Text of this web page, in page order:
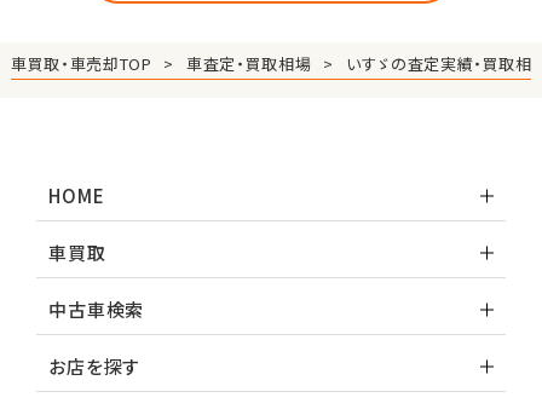
車買取・車売却TOP 車査定・買取相場 いすゞの査定実績・買取相
HOME
車買取
中古車検索
お店を探す